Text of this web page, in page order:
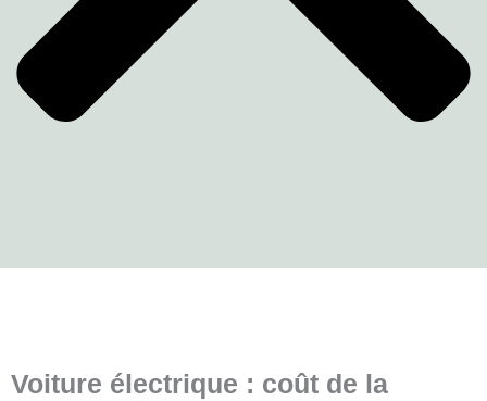
Voiture électrique : coût de la